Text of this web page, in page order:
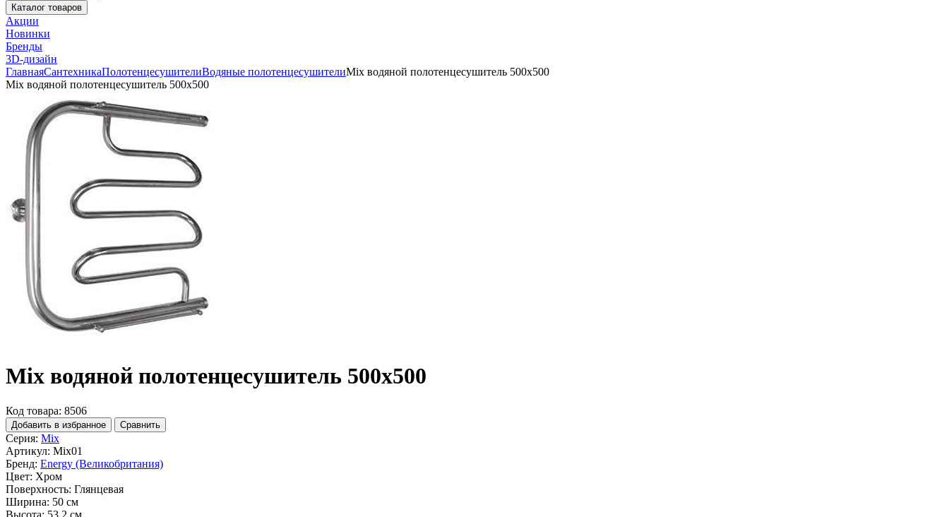
Каталог товаров
Акции
Новинки
Бренды
3D-дизайн
ГлавнаяСантехникаПолотенцесушителиВодяные полотенцесушителиMix водяной полотенцесушитель 500x500
Mix водяной полотенцесушитель 500x500
Mix водяной полотенцесушитель 500x500
Код товара: 8506
Добавить в избранное Сравнить
Серия: Mix
Артикул: Mix01
Бренд: Energy (Великобритания)
Цвет: Хром
Поверхность: Глянцевая
Ширина: 50 см
Высота: 53.2 см